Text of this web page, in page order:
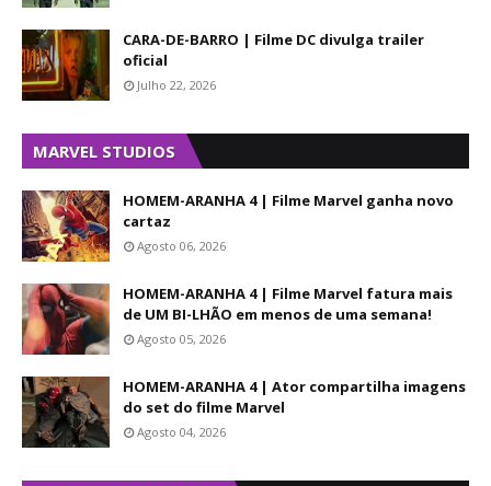
CARA-DE-BARRO | Filme DC divulga trailer
oficial
Julho 22, 2026
MARVEL STUDIOS
HOMEM-ARANHA 4 | Filme Marvel ganha novo
cartaz
Agosto 06, 2026
HOMEM-ARANHA 4 | Filme Marvel fatura mais
de UM BI-LHÃO em menos de uma semana!
Agosto 05, 2026
HOMEM-ARANHA 4 | Ator compartilha imagens
do set do filme Marvel
Agosto 04, 2026